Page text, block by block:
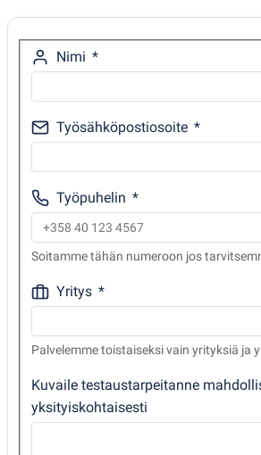
Nimi
Työsähköpostiosoite
Työpuhelin
Soitamme tähän numeroon jos
Yritys
Palvelemme toistaiseksi vain yrityksiä ja
Kuvaile testaustarpeitanne
yksityiskohtaisesti